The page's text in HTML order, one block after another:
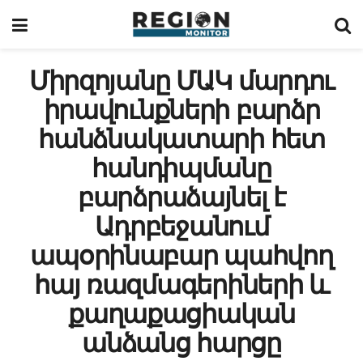
Միրզոյանը ՄԱԿ մարդու
իրավունքների բարձր
հանձնակատարի հետ
հանդիպմանը
բարձրաձայնել է
Ադրբեջանում
ապօրինաբար պահվող
հայ ռազմագերիների և
քաղաքացիական
անձանց հարցը